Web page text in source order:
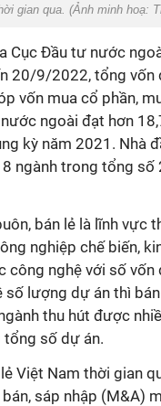
gian qua. (Ảnh minh hoạ:
Cục Đầu tư nước
20/9/2022, tổng vốn
vốn mua cổ phần,
ngoài đạt hơn
kỳ năm 2021. Nhà
ngành trong tổng số
bán lẻ là lĩnh vực
nghiệp chế biến,
công nghệ với số
số lượng dự án thì
thu hút được
tổng số dự án.
Việt Nam thời gian
sáp nhập (M&A)